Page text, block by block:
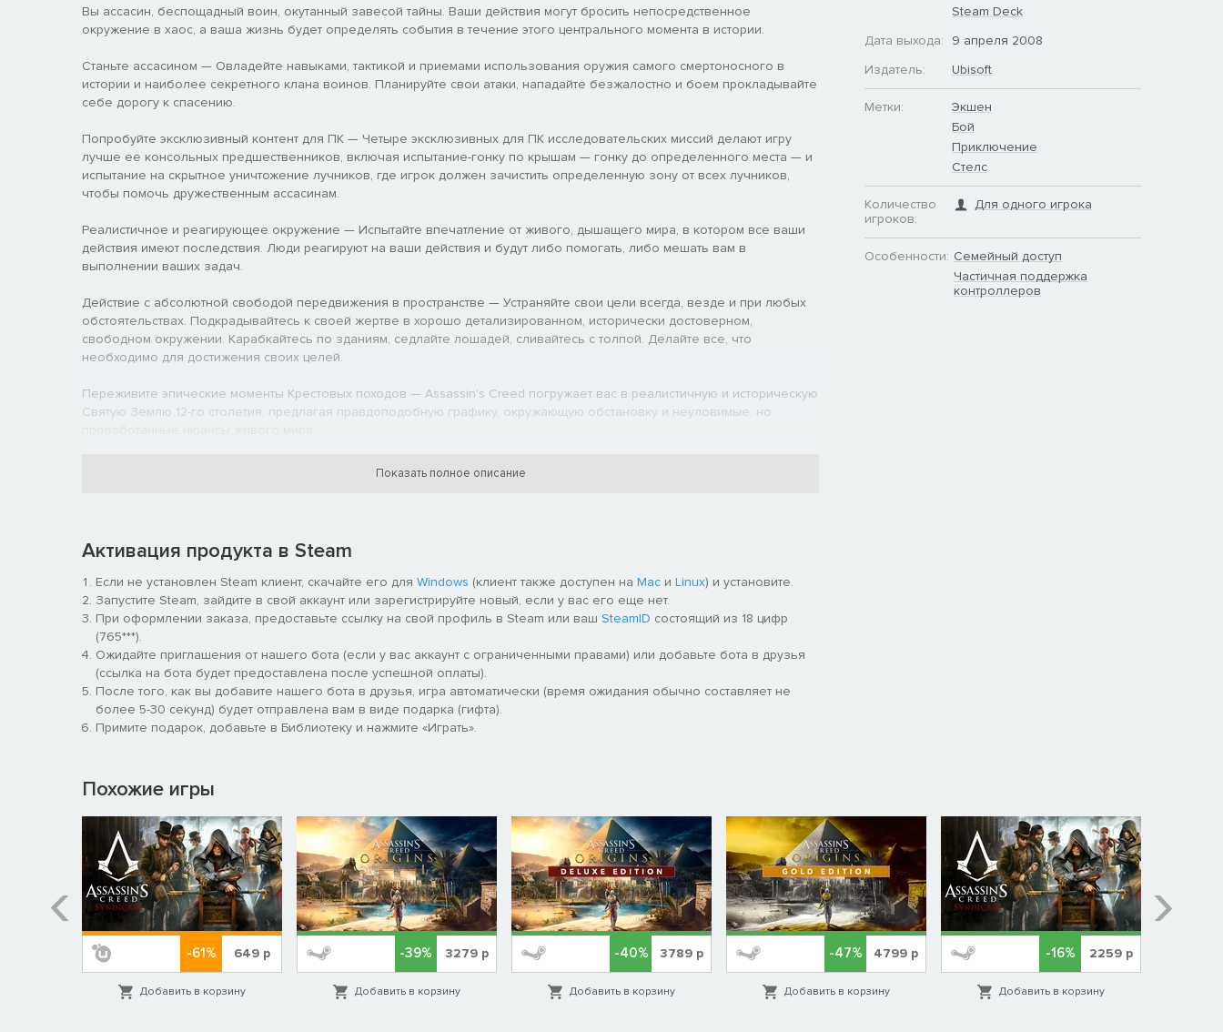
Вы ассасин, беспощадный воин, окутанный завесой тайны. Ваши действия могут бросить непосредственное
окружение в хаос, а ваша жизнь будет определять события в течение этого центрального момента в истории.
Станьте ассасином — Овладейте навыками, тактикой и приемами использования оружия самого смертоносного в
истории и наиболее секретного клана воинов. Планируйте свои атаки, нападайте безжалостно и боем прокладывайте
себе дорогу к спасению.
Попробуйте эксклюзивный контент для ПК — Четыре эксклюзивных для ПК исследовательских миссий делают игру
лучше ее консольных предшественников, включая испытание-гонку по крышам — гонку до определенного места — и
испытание на скрытное уничтожение лучников, где игрок должен зачистить определенную зону от всех лучников,
чтобы помочь дружественным ассасинам.
Реалистичное и реагирующее окружение — Испытайте впечатление от живого, дышащего мира, в котором все ваши
действия имеют последствия. Люди реагируют на ваши действия и будут либо помогать, либо мешать вам в
выполнении ваших задач.
Действие с абсолютной свободой передвижения в пространстве — Устраняйте свои цели всегда, везде и при любых
обстоятельствах. Подкрадывайтесь к своей жертве в хорошо детализированном, исторически достоверном,
свободном окружении. Карабкайтесь по зданиям, седлайте лошадей, сливайтесь с толпой. Делайте все, что
необходимо для достижения своих целей.
Переживите эпические моменты Крестовых походов — Assassin's Creed погружает вас в реалистичную и историческую
Святую Землю 12-го столетия, предлагая правдоподобную графику, окружающую обстановку и неуловимые, но
Напряженное действие с корнями в реальности — Интенсивное действие смешанное с подвижной и точной
поколения делает возможным органичный игровой дизайн, предлагающий открытый геймплей, интуитивную схему
управления, реалистичное взаимодействие с окружением и подвижную, но точную боевую механику.
Показать полное описание
Активация продукта в Steam
Если не установлен Steam клиент, скачайте его для Windows (клиент также доступен на Mac и Linux) и установите.
Запустите Steam, зайдите в свой аккаунт или зарегистрируйте новый, если у вас его еще нет.
При оформлении заказа, предоставьте ссылку на свой профиль в Steam или ваш SteamID состоящий из 18 цифр
(765***).
Ожидайте приглашения от нашего бота (если у вас аккаунт с ограниченными правами) или добавьте бота в друзья
(ссылка на бота будет предоставлена после успешной оплаты).
После того, как вы добавите нашего бота в друзья, игра автоматически (время ожидания обычно составляет не
более 5-30 секунд) будет отправлена вам в виде подарка (гифта).
Примите подарок, добавьте в Библиотеку и нажмите «Играть».
Steam Deck
Дата выхода:
9 апреля 2008
Издатель:
Ubisoft
Метки:
Экшен
Бой
Приключение
Стелс
Количество
игроков:
Для одного игрока
Особенности: Семейный доступ
Частичная поддержка
контроллеров
Похожие игры
-61% 649р
Добавить в корзину
-39% 3279р
Добавить в корзину
-40% 3789р
Добавить в корзину
-47% 4799 р
Добавить в корзину
-16% 2259р
Добавить в корзину